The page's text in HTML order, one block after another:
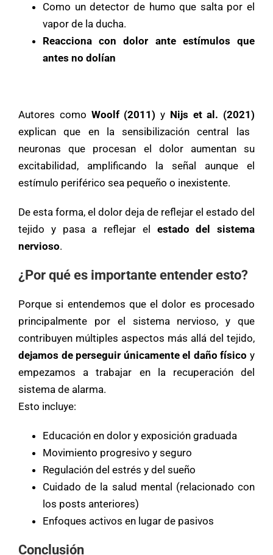
Como un detector de humo que salta por el
vapor de la ducha.
Reacciona con dolor ante estímulos que
antes no dolían
Autores como Woolf (2011) y Nijs et al. (2021)
explican que en la sensibilización central las
neuronas que procesan el dolor aumentan su
excitabilidad, amplificando la señal aunque el
estímulo periférico sea pequeño o inexistente.
De esta forma, el dolor deja de reflejar el estado del
tejido y pasa a reflejar el estado del sistema
nervioso.
¿Por qué es importante entender esto?
Porque si entendemos que el dolor es procesado
principalmente por el sistema nervioso, y que
contribuyen múltiples aspectos más allá del tejido,
dejamos de perseguir únicamente el daño físico y
empezamos a trabajar en la recuperación del
sistema de alarma.
Esto incluye:
Educación en dolor y exposición graduada
Movimiento progresivo y seguro
Regulación del estrés y del sueño
Cuidado de la salud mental (relacionado con
los posts anteriores)
Enfoques activos en lugar de pasivos
Conclusión